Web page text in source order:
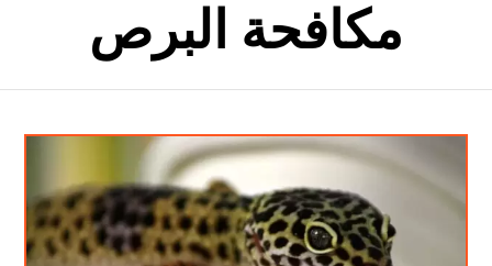
مكافحة البرص